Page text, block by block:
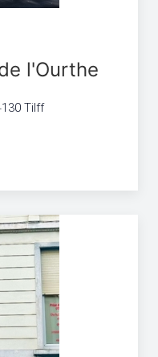
l'Ourthe
Tilff